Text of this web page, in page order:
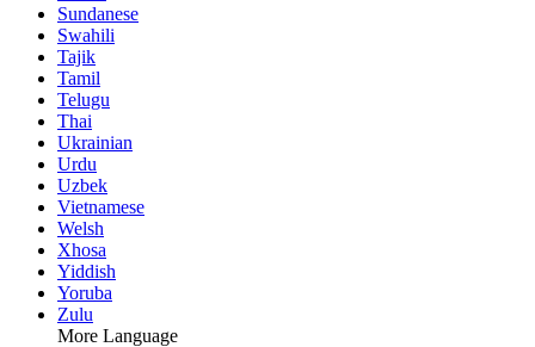
Sundanese
Swahili
Tajik
Tamil
Telugu
Thai
Ukrainian
Urdu
Uzbek
Vietnamese
Welsh
Xhosa
Yiddish
Yoruba
Zulu
More Language